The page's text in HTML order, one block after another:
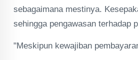
sebagaimana mestinya.
sehingga pengawasan terhadap
"Meskipun kewajiban